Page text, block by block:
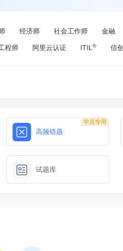
经济师 社会工作师 金融
程师 阿里云认证 ITIL ® 信创
学员专用
高频错题
试题库